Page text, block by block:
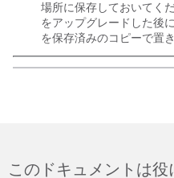
場所に保存しておいてく
をアップグレードした後
を保存済みのコピーで置
このドキュメントは